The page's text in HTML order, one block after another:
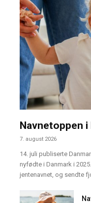
Navnetoppen i
7. august 2026
14. juli publiserte
nyfødte i Danmark i
jentenavnet, og sendte